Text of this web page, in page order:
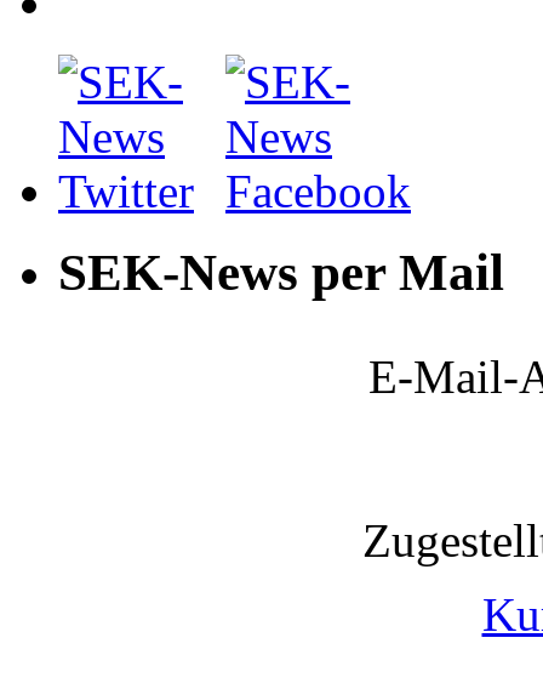
SEK-News per Mail
E-Mail-